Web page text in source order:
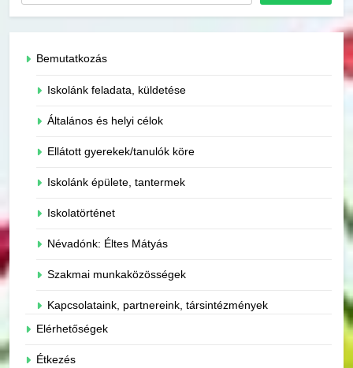
Bemutatkozás
Iskolánk feladata, küldetése
Általános és helyi célok
Ellátott gyerekek/tanulók köre
Iskolánk épülete, tantermek
Iskolatörténet
Névadónk: Éltes Mátyás
Szakmai munkaközösségek
Kapcsolataink, partnereink, társintézmények
Elérhetőségek
Étkezés